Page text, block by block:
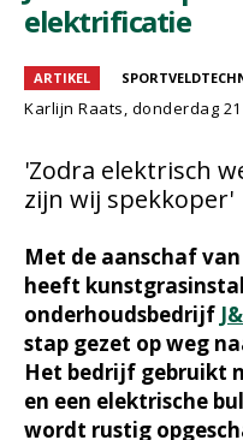
elektrificatie
ARTIKEL
Karlijn Raats, donderdag
'Zodra elektrisch
zijn wij spekkoper'
Met de aanschaf
heeft
onderhoudsbedrijf
stap gezet op weg
Het bedrijf gebruikt
en een elektrische
wordt rustig